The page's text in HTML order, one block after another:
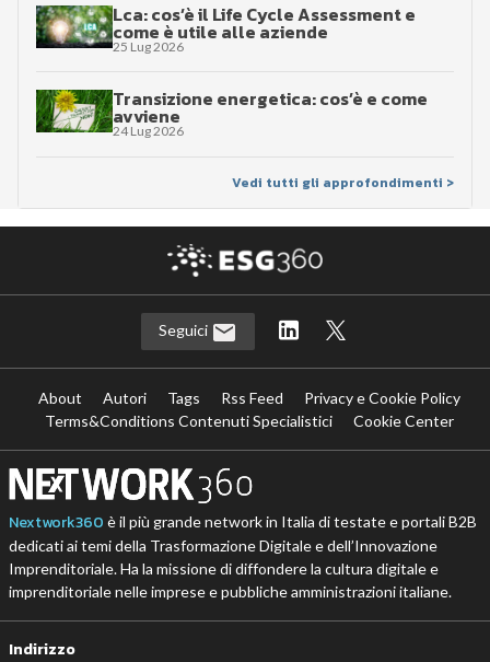
Lca: cos’è il Life Cycle Assessment e
come è utile alle aziende
25 Lug 2026
Transizione energetica: cos’è e come
avviene
24 Lug 2026
Vedi tutti gli approfondimenti >
Seguici
About Autori Tags Rss Feed
Privacy e Cookie Policy
Terms&Conditions Contenuti Specialistici
Cookie Center
Nextwork360 è il più grande network in Italia di testate e portali B2B
dedicati ai temi della Trasformazione Digitale e dell’Innovazione
Imprenditoriale. Ha la missione di diffondere la cultura digitale e
imprenditoriale nelle imprese e pubbliche amministrazioni italiane.
Indirizzo